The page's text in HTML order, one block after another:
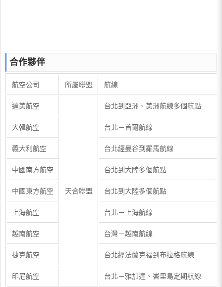
合作夥伴
航空公司 所屬聯盟 航線
達美航空
天合聯盟
台北到亞洲、美洲航線多個航點
大韓航空 台北－首爾航線
義大利航空 台北經曼谷到羅馬航線
中國南方航空 台北到大陸多個航點
中國東方航空 台北到大陸多個航點
上海航空 台北－上海航線
越南航空 台灣－越南航線
捷克航空 台北經法蘭克福到布拉格航線
印尼航空 台北－雅加達、峇里島定期航線